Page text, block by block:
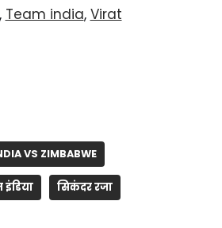
, Team india, Virat
VS ZIMBABWE
इंडिया सिकंदर रजा